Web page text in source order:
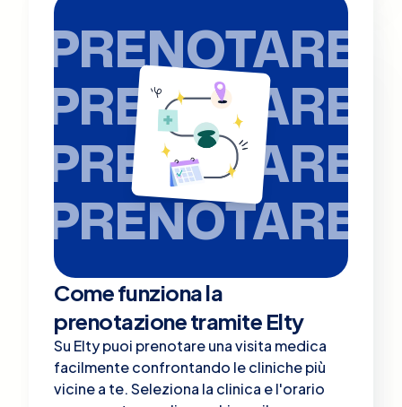
PRENOTARE
PRENOTARE
PRENOTARE
PRENOTARE
Come funziona la
prenotazione tramite Elty
Su Elty puoi prenotare una visita medica
facilmente confrontando le cliniche più
vicine a te. Seleziona la clinica e l'orario